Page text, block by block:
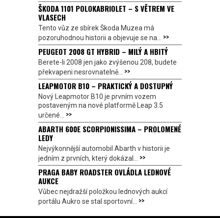
ŠKODA 1101 POLOKABRIOLET – S VĚTREM VE
VLASECH
Tento vůz ze sbírek Škoda Muzea má
pozoruhodnou historii a objevuje se na... >>
PEUGEOT 2008 GT HYBRID – MILÝ A HBITÝ
Berete-li 2008 jen jako zvýšenou 208, budete
překvapeni nesrovnatelně... >>
LEAPMOTOR B10 – PRAKTICKÝ A DOSTUPNÝ
Nový Leapmotor B10 je prvním vozem
postaveným na nové platformě Leap 3.5
určené... >>
ABARTH 600E SCORPIONISSIMA – PROLOMENÉ
LEDY
Nejvýkonnější automobil Abarth v historii je
jedním z prvních, který dokázal... >>
PRAGA BABY ROADSTER OVLÁDLA LEDNOVÉ
AUKCE
Vůbec nejdražší položkou lednových aukcí
portálu Aukro se stal sportovní... >>